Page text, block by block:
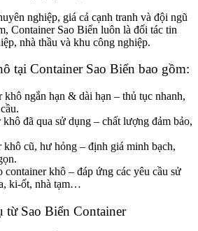
nghiệp, giá cả cạnh tranh và đội ngũ
Container Sao Biển luôn là đối tác tin
nhà thầu và khu công nghiệp.
tại Container Sao Biển bao gồm:
khô ngắn hạn & dài hạn – thủ tục nhanh,
đã qua sử dụng – chất lượng đảm bảo,
khô cũ, hư hỏng – định giá minh bạch,
container khô – đáp ứng các yêu cầu sử
ki-ốt, nhà tạm…
từ Sao Biển Container